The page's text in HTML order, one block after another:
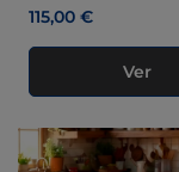
115,00 €
Ver